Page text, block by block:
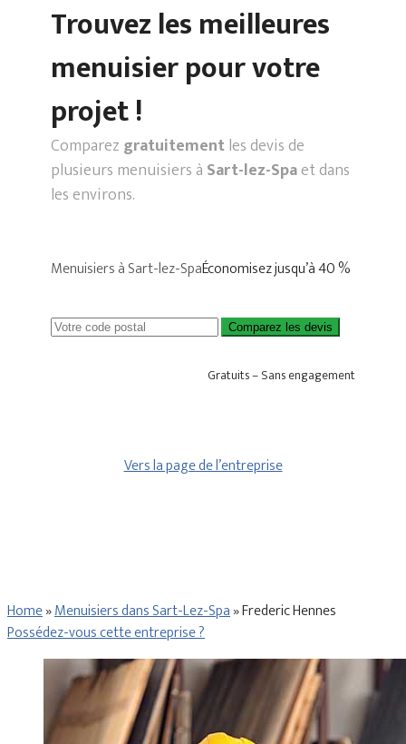
Trouvez les meilleures
menuisier pour votre
projet !
Comparez gratuitementles devis de
plusieurs menuisiers à Sart-lez-Spaet dans
les environs.
Menuisiers à Sart-lez-SpaÉconomisez jusqu’à 40 %
Comparez les devis
Gratuits – Sans engagement
Vers la page de l’entreprise
Home»Menuisiers dans Sart-Lez-Spa»Frederic Hennes
Possédez-vous cette entreprise ?